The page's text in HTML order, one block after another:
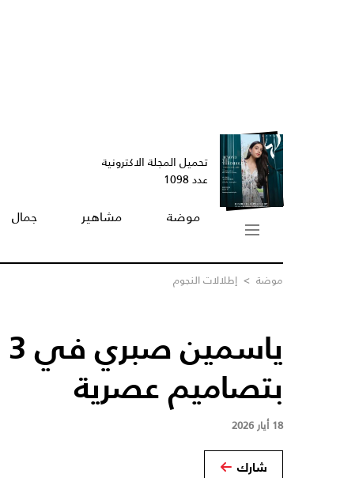
تحميل المجلة الاكترونية
عدد 1098
موضة مشاهير جمال
موضة > إطلالات النجوم
بتصاميم عصرية
18 أيار 2026
شارك